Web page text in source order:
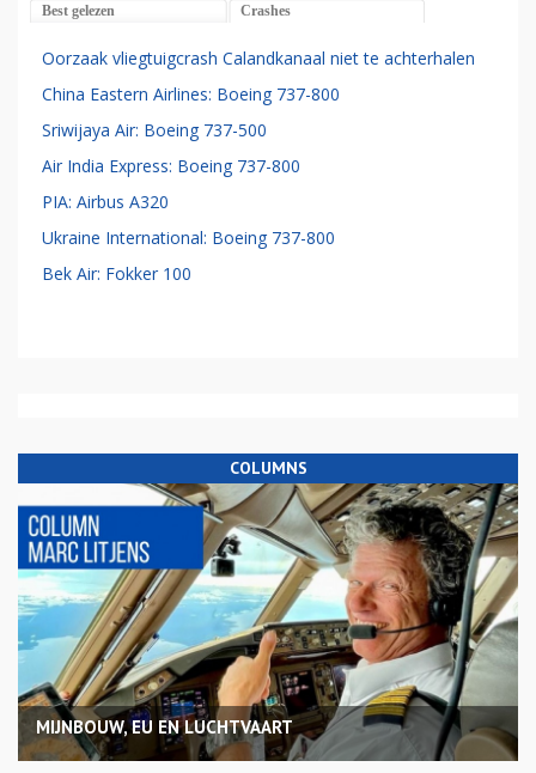
Best gelezen Crashes
Oorzaak vliegtuigcrash Calandkanaal niet te achterhalen
China Eastern Airlines: Boeing 737-800
Sriwijaya Air: Boeing 737-500
Air India Express: Boeing 737-800
PIA: Airbus A320
Ukraine International: Boeing 737-800
Bek Air: Fokker 100
COLUMNS
MIJNBOUW, EU EN LUCHTVAART